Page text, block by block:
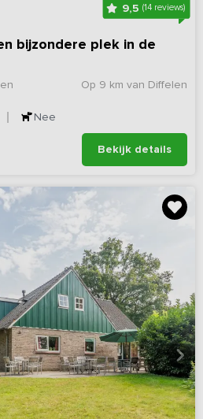
9,5(14 reviews)
bijzondere plek in de
Op 9 km van Diffelen
Nee
Bekijk details